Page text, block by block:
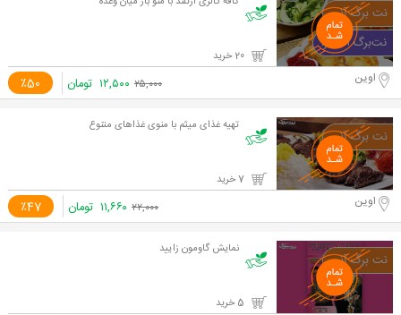
٪50 اوین ۲۵,۰۰۰ ۱۲,۵۰۰ تومان
تهیه غذای میثم با منوی غذاهای متنوع
٪47 اوین ۲۲,۰۰۰ ۱۱,۶۶۰ تومان
نمایش گاومون زایید